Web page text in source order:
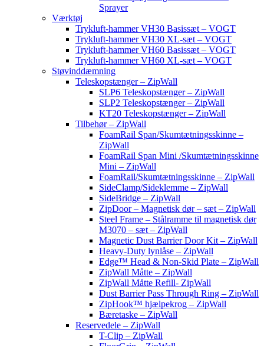
Sprayer
Værktøj
Trykluft-hammer VH30 Basissæt – VOGT
Trykluft-hammer VH30 XL-sæt – VOGT
Trykluft-hammer VH60 Basissæt – VOGT
Trykluft-hammer VH60 XL-sæt – VOGT
Støvinddæmning
Teleskopstænger – ZipWall
SLP6 Teleskopstænger – ZipWall
SLP2 Teleskopstænger – ZipWall
KT20 Teleskopstænger – ZipWall
Tilbehør – ZipWall
FoamRail Span/Skumtætningsskinne –
ZipWall
FoamRail Span Mini /Skumtætningsskinne
Mini – ZipWall
FoamRail/Skumtætningsskinne – ZipWall
SideClamp/Sideklemme – ZipWall
SideBridge – ZipWall
ZipDoor – Magnetisk dør – sæt – ZipWall
Steel Frame – Stålramme til magnetisk dør
M3070 – sæt – ZipWall
Magnetic Dust Barrier Door Kit – ZipWall
Heavy-Duty lynlåse – ZipWall
Edge™ Head & Non-Skid Plate – ZipWall
ZipWall Måtte – ZipWall
ZipWall Måtte Refill- ZipWall
Dust Barrier Pass Through Ring – ZipWall
ZipHook™ hjælpekrog – ZipWall
Bæretaske – ZipWall
Reservedele – ZipWall
T-Clip – ZipWall